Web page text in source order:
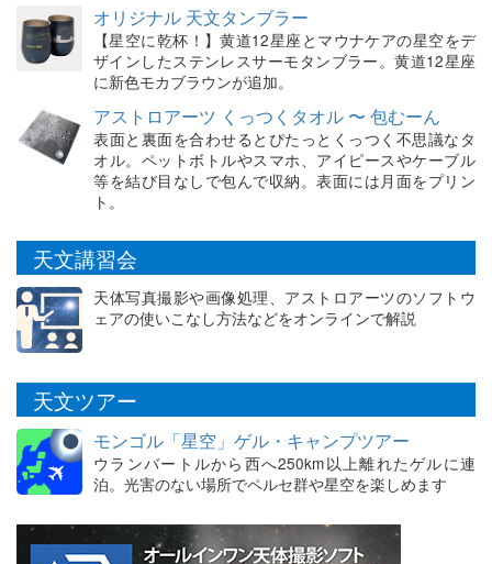
オリジナル 天文タンブラー
【星空に乾杯！】黄道12星座とマウナケアの星空をデ
ザインしたステンレスサーモタンブラー。黄道12星座
に新色モカブラウンが追加。
アストロアーツ くっつくタオル 〜 包むーん
表面と裏面を合わせるとぴたっとくっつく不思議なタ
オル。ペットボトルやスマホ、アイピースやケーブル
等を結び目なしで包んで収納。表面には月面をプリン
ト。
天文講習会
天体写真撮影や画像処理、アストロアーツのソフトウ
ェアの使いこなし方法などをオンラインで解説
天文ツアー
モンゴル「星空」ゲル・キャンプツアー
ウランバートルから西へ250km以上離れたゲルに連
泊。光害のない場所でペルセ群や星空を楽しめます